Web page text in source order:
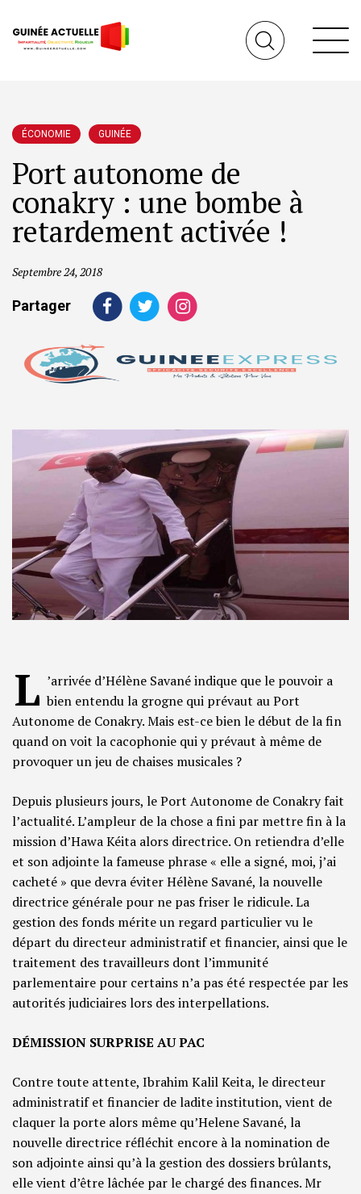
ÉCONOMIE GUINÉE
Port autonome de
conakry : une bombe à
retardement activée !
Septembre 24, 2018
Partager
L ’arrivée d’Hélène Savané indique que le pouvoir a
bien entendu la grogne qui prévaut au Port
Autonome de Conakry. Mais est-ce bien le début de la fin
quand on voit la cacophonie qui y prévaut à même de
provoquer un jeu de chaises musicales ?
Depuis plusieurs jours, le Port Autonome de Conakry fait
l’actualité. L’ampleur de la chose a fini par mettre fin à la
mission d’Hawa Kéita alors directrice. On retiendra d’elle
et son adjointe la fameuse phrase « elle a signé, moi, j’ai
cacheté » que devra éviter Hélène Savané, la nouvelle
directrice générale pour ne pas friser le ridicule. La
gestion des fonds mérite un regard particulier vu le
départ du directeur administratif et financier, ainsi que le
traitement des travailleurs dont l’immunité
parlementaire pour certains n’a pas été respectée par les
autorités judiciaires lors des interpellations.
DÉMISSION SURPRISE AU PAC
Contre toute attente, Ibrahim Kalil Keita, le directeur
administratif et financier de ladite institution, vient de
claquer la porte alors même qu’Helene Savané, la
nouvelle directrice réfléchit encore à la nomination de
son adjointe ainsi qu’à la gestion des dossiers brûlants,
elle vient d’être lâchée par le chargé des finances. Mr